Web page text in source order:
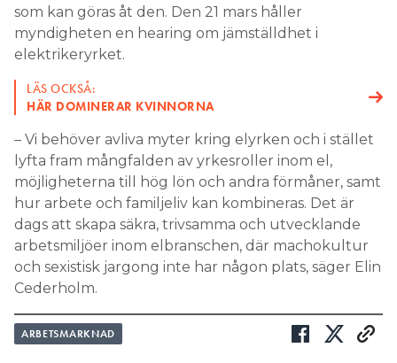
som kan göras åt den. Den 21 mars håller
myndigheten en hearing om jämställdhet i
elektrikeryrket.
LÄS OCKSÅ:
HÄR DOMINERAR KVINNORNA
– Vi behöver avliva myter kring elyrken och i stället
lyfta fram mångfalden av yrkesroller inom el,
möjligheterna till hög lön och andra förmåner, samt
hur arbete och familjeliv kan kombineras. Det är
dags att skapa säkra, trivsamma och utvecklande
arbetsmiljöer inom elbranschen, där machokultur
och sexistisk jargong inte har någon plats, säger Elin
Cederholm.
ARBETSMARKNAD